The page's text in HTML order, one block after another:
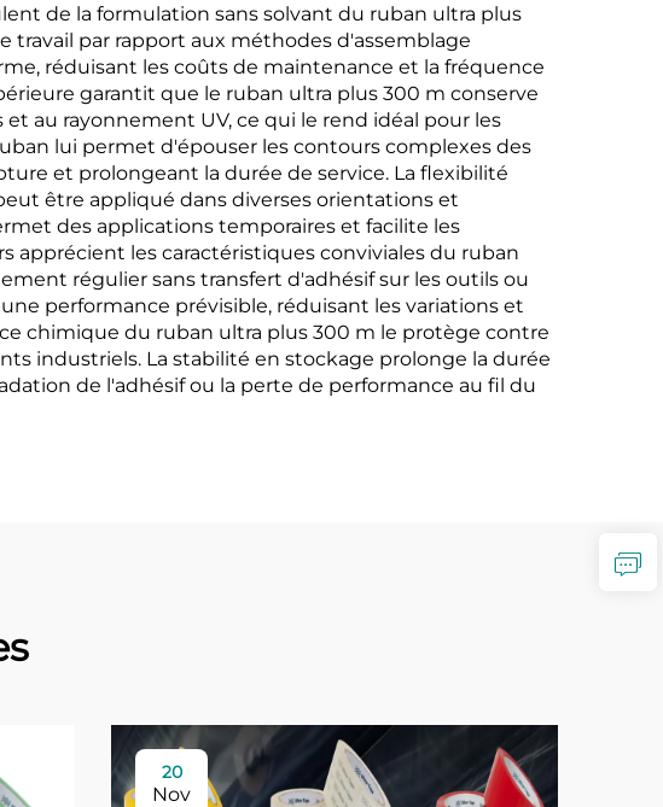
de la formulation sans solvant du ruban ultra plus
travail par rapport aux méthodes d'assemblage
réduisant les coûts de maintenance et la fréquence
garantit que le ruban ultra plus 300 m conserve
au rayonnement UV, ce qui le rend idéal pour les
lui permet d'épouser les contours complexes des
et prolongeant la durée de service. La flexibilité
être appliqué dans diverses orientations et
des applications temporaires et facilite les
apprécient les caractéristiques conviviales du ruban
régulier sans transfert d'adhésif sur les outils ou
performance prévisible, réduisant les variations et
chimique du ruban ultra plus 300 m le protège contre
industriels. La stabilité en stockage prolonge la durée
de l'adhésif ou la perte de performance au fil du
20
Nov